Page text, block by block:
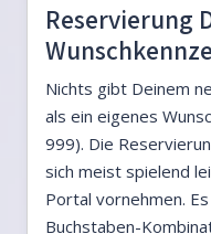
Reservierung
Nichts gibt Deinem
als ein eigenes
999). Die
sich meist spielend
Portal vornehmen.
Buchstaben-